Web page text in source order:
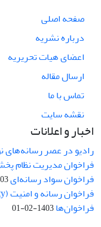
صفحه اصلی
درباره نشریه
اعضای هیات تحریریه
ارسال مقاله
تماس با ما
نقشه سایت
اخبار و اعلانات
رادیو در عصر رسانه‌های
فراخوان مدیریت نظام
فراخوان سواد رسانه‌ای01
فراخوان رسانه و امنیت (Media and Security)
فراخوان‌ها1403-02-01